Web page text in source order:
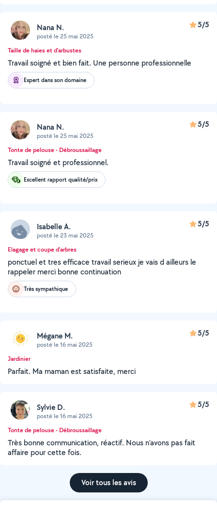
Nana N.
posté le 25 mai 2025
5/5
Taille de haies et d'arbustes
Travail soigné et bien fait. Une personne professionnelle
Expert dans son domaine
Nana N.
posté le 25 mai 2025
5/5
Tonte de pelouse - Débroussaillage
Travail soigné et professionnel.
Excellent rapport qualité/prix
Isabelle A.
posté le 23 mai 2025
5/5
Elagage et coupe d'arbres
ponctuel et tres efficace travail serieux je vais d ailleurs le
rappeler merci bonne continuation
Très sympathique
Mégane M.
posté le 16 mai 2025
5/5
Jardinier
Parfait. Ma maman est satisfaite, merci
Sylvie D.
posté le 16 mai 2025
5/5
Tonte de pelouse - Débroussaillage
Très bonne communication, réactif. Nous n’avons pas fait
affaire pour cette fois.
Voir tous les avis